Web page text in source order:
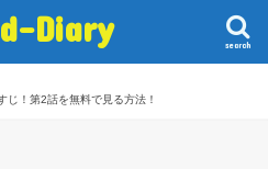
Diary search
じ！第2話を無料で見る方法！